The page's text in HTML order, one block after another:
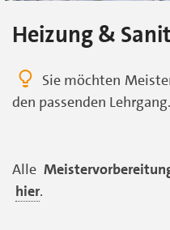
Heizung &
Sie möchten
den passenden Lehrgang.
Alle
hier.